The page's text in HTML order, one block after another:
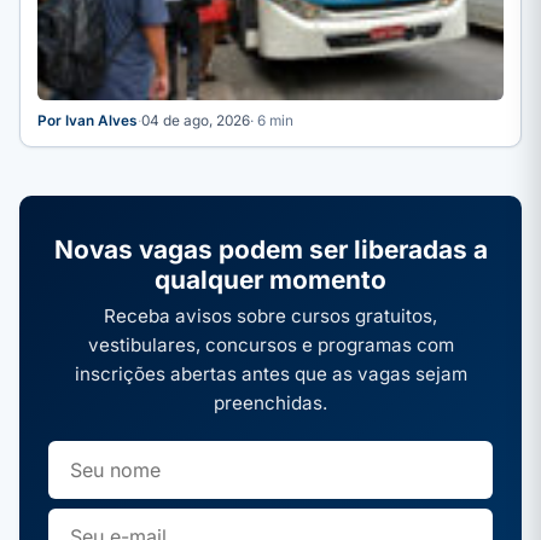
Por Ivan Alves·04 de ago, 2026· 6 min
Novas vagas podem ser liberadas a
qualquer momento
Receba avisos sobre cursos gratuitos,
vestibulares, concursos e programas com
inscrições abertas antes que as vagas sejam
preenchidas.